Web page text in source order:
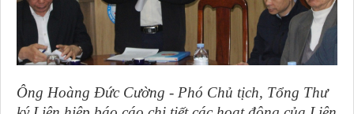
Ông Hoàng Đức Cường - Phó Chủ tịch, Tổng Thư